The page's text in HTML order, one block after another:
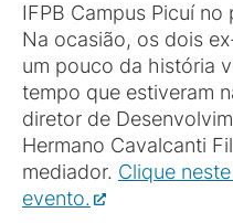
IFPB Campus Picuí
Na ocasião, os dois
um pouco da história
tempo que estiveram
diretor de
Hermano Cavalcanti
mediador. Clique
evento.